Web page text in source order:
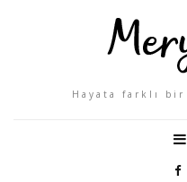
Hayata farklı bir